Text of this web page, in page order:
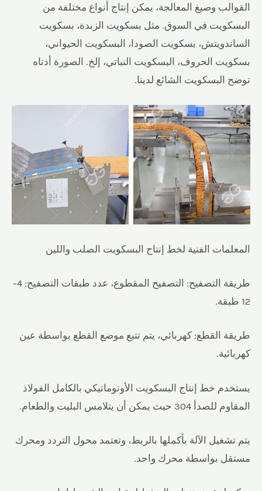
القوالب وصيغ المعالجة، يمكن إنتاج أنواع مختلفة من
البسكويت في السوق. مثل بسكويت الزبدة، بسكويت
الساندويتش، بسكويت الصودا، البسكويت الحيواني،
بسكويت الحروف، البسكويت النباتي، إلخ. الصورة أدناه
توضح البسكويت الشائع لدينا.
المعلمات الفنية لخط إنتاج البسكويت الصلب واللين
طريقة التصفيح: التصفيح المقطوع، عدد طبقات التصفيح: 4-
12 طبقة.
طريقة القطع: كهربائي، يتم تتبع موضع القطع بواسطة عين
كهربائية.
يستخدم خط إنتاج البسكويت الأوتوماتيكي بالكامل الفولاذ
المقاوم للصدأ 304 حيث يمكن أن يتلامس البليت والطعام.
يتم تشغيل الآلة بأكملها بالربط، وتعتمد محول التردد ومحرك
مستقل بواسطة محرك واحد.